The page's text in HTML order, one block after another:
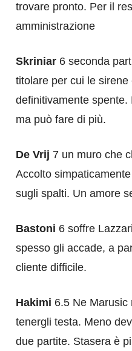
trovare pronto. Per il
amministrazione
Skriniar 6 seconda
titolare per cui le
definitivamente
ma può fare di più.
De Vrij 7 un muro che
Accolto
sugli spalti. Un amore
Bastoni 6 soffre
spesso gli accade, a
cliente difficile.
Hakimi 6.5 Ne Marusic
tenergli testa. Meno
due partite. Stasera è